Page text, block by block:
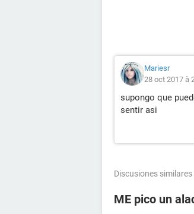
Mariesr
28 oct 2017 à
supongo que
sentir asi
Discusiones similares
ME pico un